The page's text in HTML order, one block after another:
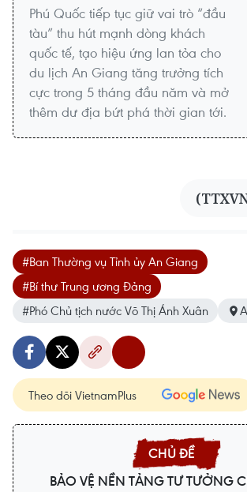
Phú Quốc tiếp tục giữ vai trò “đầu
tàu” thu hút mạnh dòng khách
quốc tế, tạo hiệu ứng lan tỏa cho
du lịch An Giang tăng trưởng tích
cực trong 5 tháng đầu năm và mở
thêm dư địa bứt phá thời gian tới.
#Ban Thường vụ Tỉnh ủy An Giang
#Bí thư Trung ương Đảng
#Phó Chủ tịch nước Võ Thị Ánh Xuân
Theo dõi VietnamPlus
BẢO VỆ NỀN TẢNG TƯ TƯỞNG